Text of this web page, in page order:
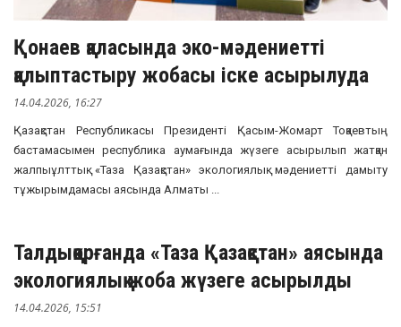
Қонаев қаласында эко-мәдениетті
қалыптастыру жобасы іске асырылуда
14.04.2026, 16:27
Қазақстан Республикасы Президенті Қасым-Жомарт Тоқаевтың
бастамасымен республика аумағында жүзеге асырылып жатқан
жалпыұлттық «Таза Қазақстан» экологиялық мәдениетті дамыту
тұжырымдамасы аясында Алматы ...
Талдықорғанда «Таза Қазақстан» аясында
экологиялық жоба жүзеге асырылды
14.04.2026, 15:51